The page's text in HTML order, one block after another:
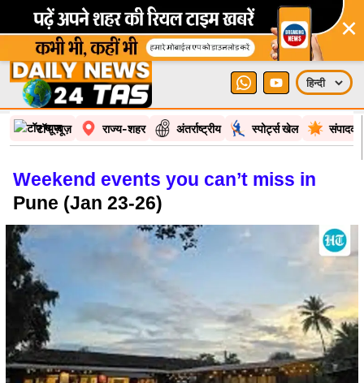
×
टॉप न्यूज़ राज्य-शहर अंतर्राष्ट्रीय स्पोर्ट्स खेल
Weekend events you can’t miss in
Pune (Jan 23-26)